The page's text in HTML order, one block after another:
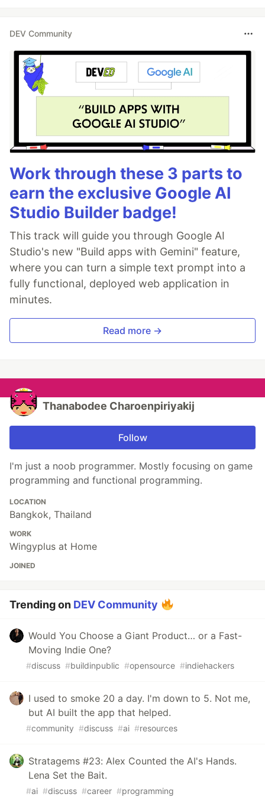
DEV Community
Work through these 3 parts to
earn the exclusive Google AI
Studio Builder badge!
This track will guide you through Google AI
Studio's new "Build apps with Gemini" feature,
where you can turn a simple text prompt into a
fully functional, deployed web application in
minutes.
Read more →
Thanabodee Charoenpiriyakij
Follow
I'm just a noob programmer. Mostly focusing on game
programming and functional programming.
LOCATION
Bangkok, Thailand
WORK
Wingyplus at Home
JOINED
Trending on DEV Community
Would You Choose a Giant Product… or a Fast-
Moving Indie One?
#discuss #buildinpublic #opensource #indiehackers
I used to smoke 20 a day. I'm down to 5. Not me,
but AI built the app that helped.
#community #discuss #ai #resources
Stratagems #23: Alex Counted the AI's Hands.
Lena Set the Bait.
#ai #discuss #career #programming